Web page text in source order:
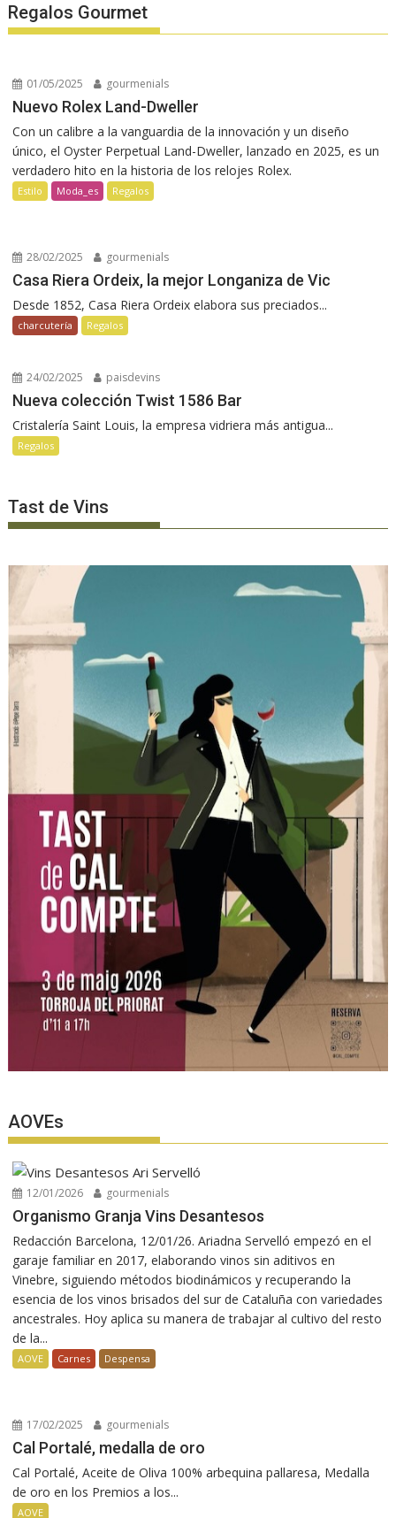
Regalos Gourmet
01/05/2025 gourmenials
Nuevo Rolex Land-Dweller
Con un calibre a la vanguardia de la innovación y un diseño
único, el Oyster Perpetual Land-Dweller, lanzado en 2025, es un
verdadero hito en la historia de los relojes Rolex.
Estilo Moda_es Regalos
28/02/2025 gourmenials
Casa Riera Ordeix, la mejor Longaniza de Vic
Desde 1852, Casa Riera Ordeix elabora sus preciados...
charcutería Regalos
24/02/2025 paisdevins
Nueva colección Twist 1586 Bar
Cristalería Saint Louis, la empresa vidriera más antigua...
Regalos
Tast de Vins
AOVEs
12/01/2026 gourmenials
Organismo Granja Vins Desantesos
Redacción Barcelona, 12/01/26. Ariadna Servelló empezó en el
garaje familiar en 2017, elaborando vinos sin aditivos en
Vinebre, siguiendo métodos biodinámicos y recuperando la
esencia de los vinos brisados del sur de Cataluña con variedades
ancestrales. Hoy aplica su manera de trabajar al cultivo del resto
de la...
AOVE Carnes Despensa
17/02/2025 gourmenials
Cal Portalé, medalla de oro
Cal Portalé, Aceite de Oliva 100% arbequina pallaresa, Medalla
de oro en los Premios a los...
AOVE